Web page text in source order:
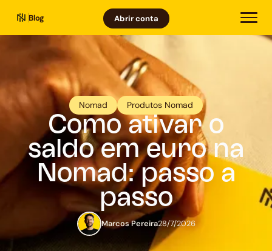
Blog Abrir conta
Nomad Produtos Nomad
Como ativar o
saldo em euro na
Nomad: passo a
passo
Marcos Pereira28/7/2026